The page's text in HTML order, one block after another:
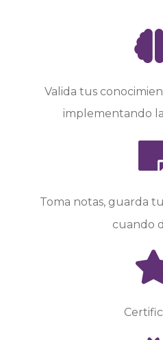
Valida tus
implementando
Toma notas, guarda
cuando